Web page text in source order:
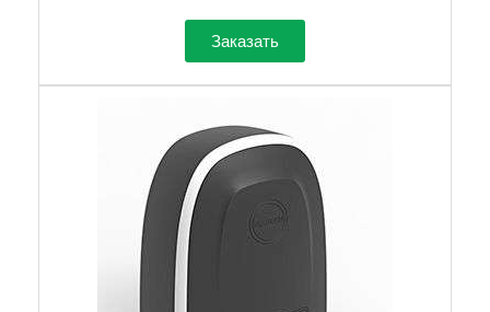
Заказать